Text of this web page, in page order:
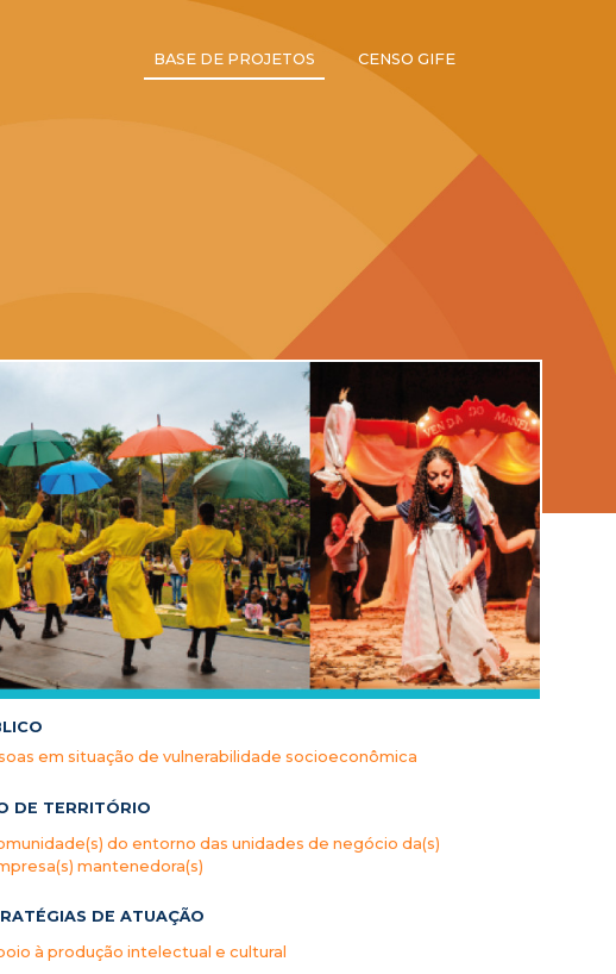
BASE DE PROJETOS CENSO GIFE
em situação de vulnerabilidade socioeconômica
DE TERRITÓRIO
do entorno das unidades de negócio da(s)
mantenedora(s)
DE ATUAÇÃO
à produção intelectual e cultural